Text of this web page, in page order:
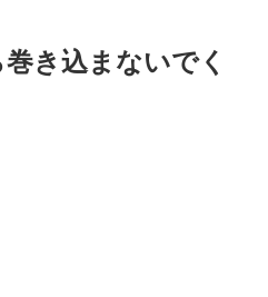
き込まないでく